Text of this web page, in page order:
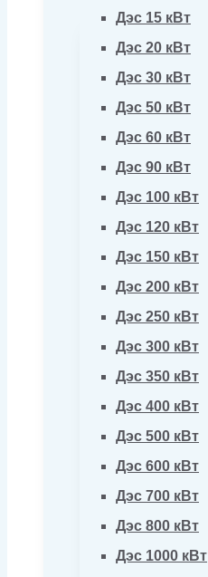
Дэс 15 кВт
Дэс 20 кВт
Дэс 30 кВт
Дэс 50 кВт
Дэс 60 кВт
Дэс 90 кВт
Дэс 100 кВт
Дэс 120 кВт
Дэс 150 кВт
Дэс 200 кВт
Дэс 250 кВт
Дэс 300 кВт
Дэс 350 кВт
Дэс 400 кВт
Дэс 500 кВт
Дэс 600 кВт
Дэс 700 кВт
Дэс 800 кВт
Дэс 1000 кВт